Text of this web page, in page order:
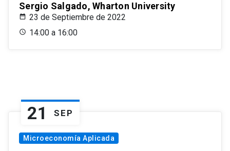
Sergio Salgado, Wharton University
23 de Septiembre de 2022
14:00 a 16:00
21 SEP
Microeconomía Aplicada